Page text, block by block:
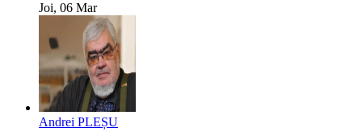
Joi, 06 Mar
Andrei PLEȘU